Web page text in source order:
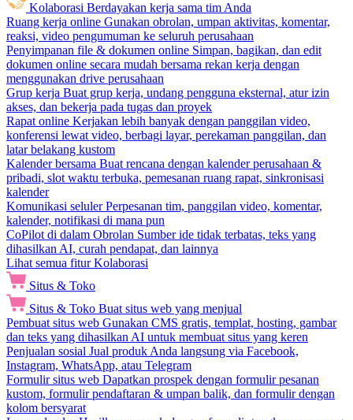
Kolaborasi Berdayakan kerja sama tim Anda
Ruang kerja online Gunakan obrolan, umpan aktivitas, komentar,
reaksi, video pengumuman ke seluruh perusahaan
Penyimpanan file & dokumen online Simpan, bagikan, dan edit
dokumen online secara mudah bersama rekan kerja dengan
menggunakan drive perusahaan
Grup kerja Buat grup kerja, undang pengguna eksternal, atur izin
akses, dan bekerja pada tugas dan proyek
Rapat online Kerjakan lebih banyak dengan panggilan video,
konferensi lewat video, berbagi layar, perekaman panggilan, dan
latar belakang kustom
Kalender bersama Buat rencana dengan kalender perusahaan &
pribadi, slot waktu terbuka, pemesanan ruang rapat, sinkronisasi
kalender
Komunikasi seluler Perpesanan tim, panggilan video, komentar,
kalender, notifikasi di mana pun
CoPilot di dalam Obrolan Sumber ide tidak terbatas, teks yang
dihasilkan AI, curah pendapat, dan lainnya
Lihat semua fitur Kolaborasi
Situs & Toko
Situs & Toko Buat situs web yang menjual
Pembuat situs web Gunakan CMS gratis, templat, hosting, gambar
dan teks yang dihasilkan AI untuk membuat situs yang keren
Penjualan sosial Jual produk Anda langsung via Facebook,
Instagram, WhatsApp, atau Telegram
Formulir situs web Dapatkan prospek dengan formulir pesanan
kustom, formulir pendaftaran & umpan balik, dan formulir dengan
kolom bersyarat